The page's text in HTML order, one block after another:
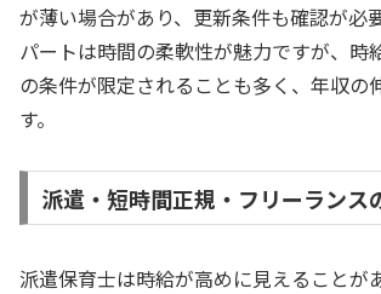
が薄い場合があり、更新条件も確認が必
パートは時間の柔軟性が魅力ですが、時
の条件が限定されることも多く、年収の
す。
派遣・短時間正規・フリーランス
派遣保育士は時給が高めに見えることが